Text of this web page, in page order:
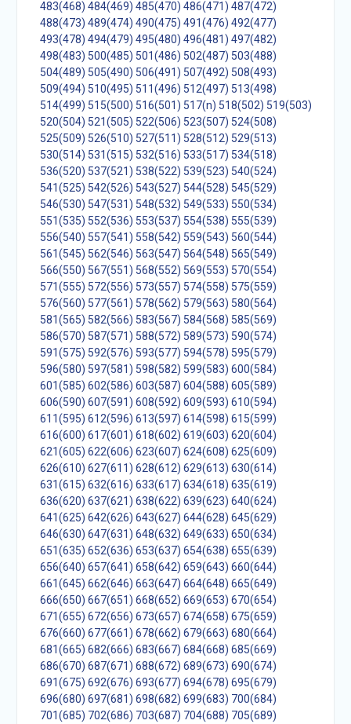
483(468) 484(469) 485(470) 486(471) 487(472)
488(473) 489(474) 490(475) 491(476) 492(477)
493(478) 494(479) 495(480) 496(481) 497(482)
498(483) 500(485) 501(486) 502(487) 503(488)
504(489) 505(490) 506(491) 507(492) 508(493)
509(494) 510(495) 511(496) 512(497) 513(498)
514(499) 515(500) 516(501) 517(n) 518(502) 519(503)
520(504) 521(505) 522(506) 523(507) 524(508)
525(509) 526(510) 527(511) 528(512) 529(513)
530(514) 531(515) 532(516) 533(517) 534(518)
536(520) 537(521) 538(522) 539(523) 540(524)
541(525) 542(526) 543(527) 544(528) 545(529)
546(530) 547(531) 548(532) 549(533) 550(534)
551(535) 552(536) 553(537) 554(538) 555(539)
556(540) 557(541) 558(542) 559(543) 560(544)
561(545) 562(546) 563(547) 564(548) 565(549)
566(550) 567(551) 568(552) 569(553) 570(554)
571(555) 572(556) 573(557) 574(558) 575(559)
576(560) 577(561) 578(562) 579(563) 580(564)
581(565) 582(566) 583(567) 584(568) 585(569)
586(570) 587(571) 588(572) 589(573) 590(574)
591(575) 592(576) 593(577) 594(578) 595(579)
596(580) 597(581) 598(582) 599(583) 600(584)
601(585) 602(586) 603(587) 604(588) 605(589)
606(590) 607(591) 608(592) 609(593) 610(594)
611(595) 612(596) 613(597) 614(598) 615(599)
616(600) 617(601) 618(602) 619(603) 620(604)
621(605) 622(606) 623(607) 624(608) 625(609)
626(610) 627(611) 628(612) 629(613) 630(614)
631(615) 632(616) 633(617) 634(618) 635(619)
636(620) 637(621) 638(622) 639(623) 640(624)
641(625) 642(626) 643(627) 644(628) 645(629)
646(630) 647(631) 648(632) 649(633) 650(634)
651(635) 652(636) 653(637) 654(638) 655(639)
656(640) 657(641) 658(642) 659(643) 660(644)
661(645) 662(646) 663(647) 664(648) 665(649)
666(650) 667(651) 668(652) 669(653) 670(654)
671(655) 672(656) 673(657) 674(658) 675(659)
676(660) 677(661) 678(662) 679(663) 680(664)
681(665) 682(666) 683(667) 684(668) 685(669)
686(670) 687(671) 688(672) 689(673) 690(674)
691(675) 692(676) 693(677) 694(678) 695(679)
696(680) 697(681) 698(682) 699(683) 700(684)
701(685) 702(686) 703(687) 704(688) 705(689)